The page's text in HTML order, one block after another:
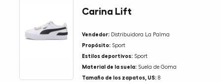
Carina Lift
Vendedor: Distribuidora La Palma
Propósito: Sport
Estilos deportivos: Sport
Material de la suela: Suela de Goma
Tamaño de los zapatos, US: 8